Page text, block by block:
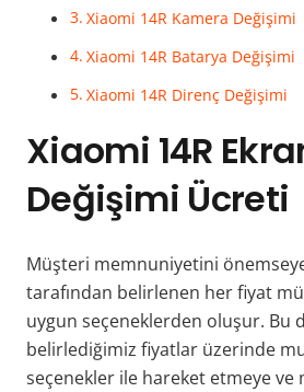
Xiaomi 14R Kamera Değişimi
Xiaomi 14R Batarya Değişimi
Xiaomi 14R Direnç Değişimi
Xiaomi 14R
Değişimi Ücreti
Müşteri memnuniyetini
tarafından belirlenen her fiyat
uygun seçeneklerden oluşur. Bu
belirlediğimiz fiyatlar üzerinde
seçenekler ile hareket etmeye